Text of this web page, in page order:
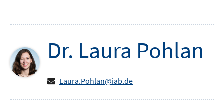
Dr. Laura Pohlan
Laura.Pohlan@iab.de